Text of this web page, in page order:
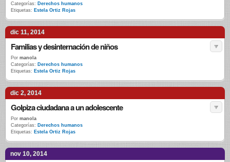
Categorías: Derechos humanos
Etiquetas: Estela Ortiz Rojas
dic 11, 2014
Familias y desinternación de niños
Por manola
Categorías: Derechos humanos
Etiquetas: Estela Ortiz Rojas
dic 2, 2014
Golpiza ciudadana a un adolescente
Por manola
Categorías: Derechos humanos
Etiquetas: Estela Ortiz Rojas
nov 10, 2014